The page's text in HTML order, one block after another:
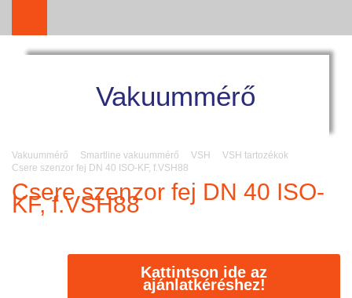
Vakuummérő
Vakuummérő Smartline vakuummérő VSH
VSH tartozékok
Csere szenzor fej DN 40 ISO-KF, f.VSH88
Csere szenzor fej DN 40 ISO-
KF, f.VSH88
Kattintson ide az
ajánlatkéréshez!